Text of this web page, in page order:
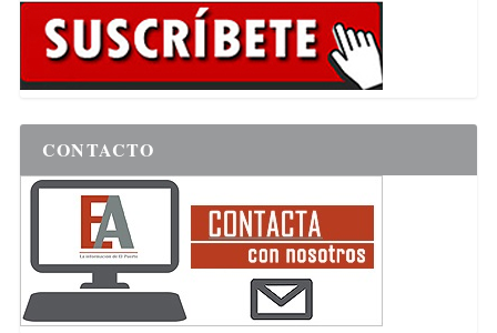
CONTACTO